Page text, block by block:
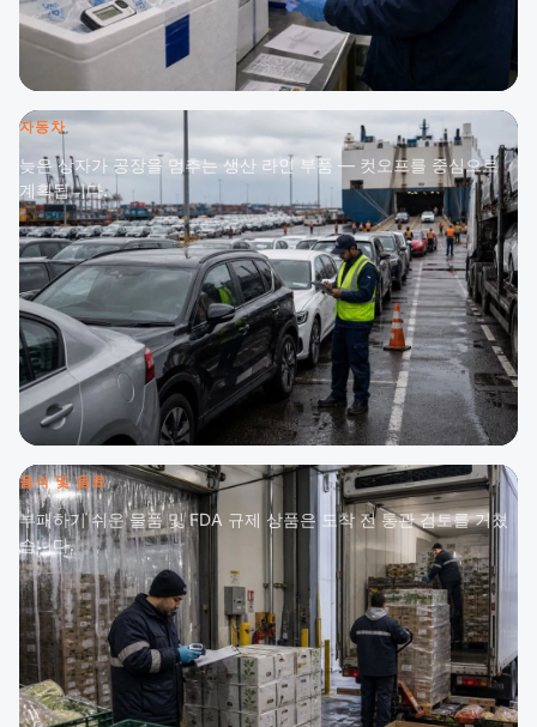
자동차
늦은 상자가 공장을 멈추는 생산 라인 부품 — 컷오프를 중심으로
계획됩니다.
음식 및 음료
부패하기 쉬운 물품 및 FDA 규제 상품은 도착 전 통관 검토를 거쳤
습니다.